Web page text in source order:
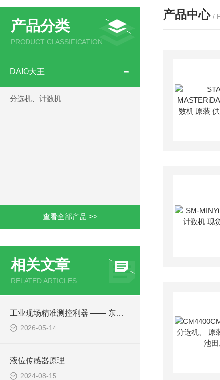
产品分类
PRODUCT CLASSIFICATION
DAIO大王
分选机、计数机
查看全部产品 >>
相关文章
RELATED ARTICLES
工业现场精准测控利器 —— 东兴化学 TPX-999Si pH/ORP 分析
2026-05-14
液位传感器原理
2024-08-15
产品中心 /